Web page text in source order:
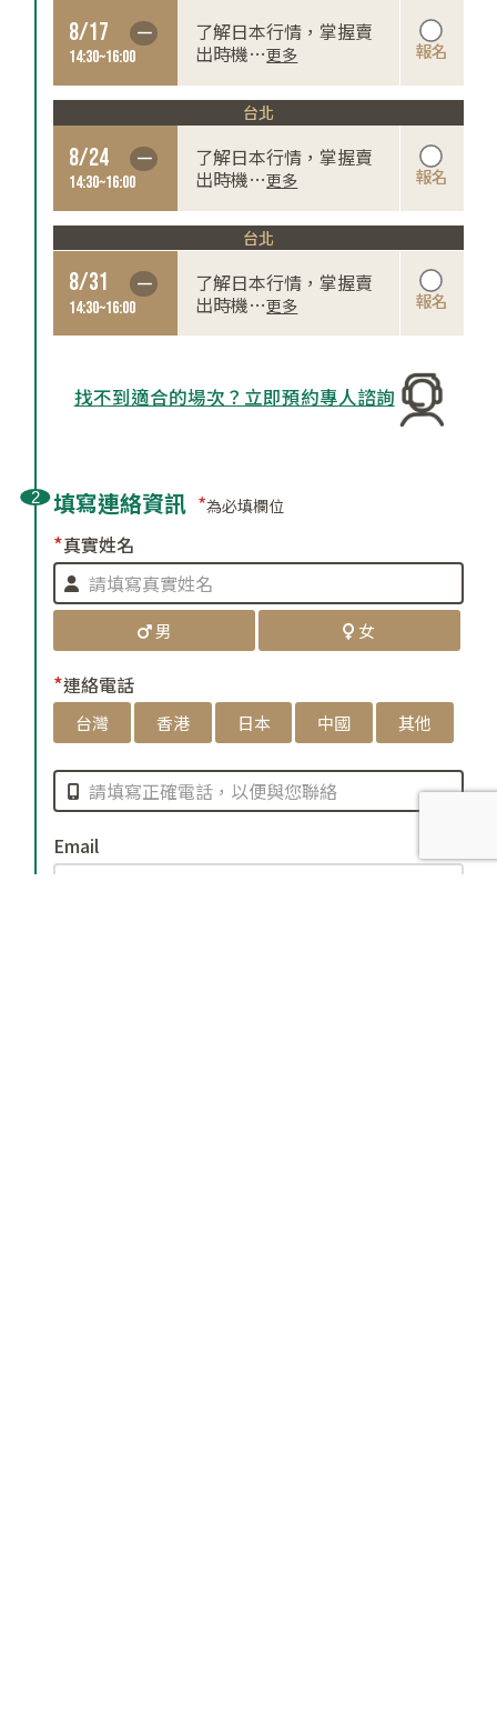
8/17 一
14:30~16:00
了解日本行情，掌握賣
出時機…更多 報名
台北
8/24 一
14:30~16:00
了解日本行情，掌握賣
出時機…更多 報名
台北
8/31 一
14:30~16:00
了解日本行情，掌握賣
出時機…更多 報名
找不到適合的場次？立即預約專人諮詢
填寫連絡資訊 *為必填欄位
*真實姓名
男 女
*連絡電話
台灣 香港 日本 中國 其他
Email